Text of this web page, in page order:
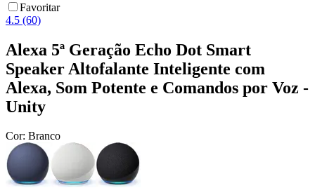
Favoritar
4.5 (60)
Alexa 5ª Geração Echo Dot Smart
Speaker Altofalante Inteligente com
Alexa, Som Potente e Comandos por Voz -
Unity
Cor: Branco